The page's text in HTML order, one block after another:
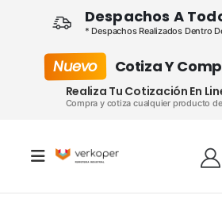
Despachos A
* Despachos Realizados Dentro
Nuevo Cotiza Y
Realiza Tu Cotización En
Compra y cotiza cualquier producto